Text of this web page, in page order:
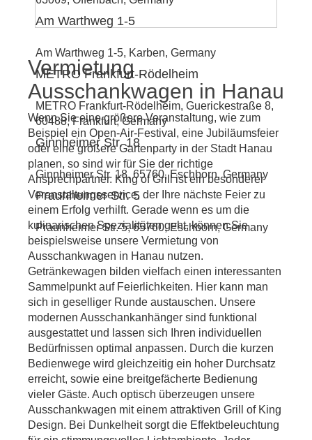
Am Warthweg 1-5
Am Warthweg 1-5, Karben, Germany
METRO Frankfurt-Rödelheim
METRO Frankfurt-Rödelheim, Guerickestraße 8,
60488, Frankfurt, Germany
Ginnheimer Str. 18
Ginnheimer Str. 18, 65760, Eschborn, Germany
Praunheimer Str. 5
Praunheimer Str. 5, 65760, Eschborn, Germany
Vermietung
Ausschankwagen in Hanau
Wenn Sie eine größere Veranstaltung, wie zum
Beispiel ein Open-Air-Festival, eine Jubiläumsfeier
oder eine größere Gartenparty in der Stadt Hanau
planen, so sind wir für Sie der richtige
Ansprechpartner. King of Grill ist ein besonderer
Veranstaltungsservice, der Ihre nächste Feier zu
einem Erfolg verhilft. Gerade wenn es um die
kulinarischen Spezialitäten geht, können Sie
beispielsweise unsere Vermietung von
Ausschankwagen in Hanau nutzen.
Getränkewagen bilden vielfach einen interessanten
Sammelpunkt auf Feierlichkeiten. Hier kann man
sich in geselliger Runde austauschen. Unsere
modernen Ausschankanhänger sind funktional
ausgestattet und lassen sich Ihren individuellen
Bedürfnissen optimal anpassen. Durch die kurzen
Bedienwege wird gleichzeitig ein hoher Durchsatz
erreicht, sowie eine breitgefächerte Bedienung
vieler Gäste. Auch optisch überzeugen unsere
Ausschankwagen mit einem attraktiven Grill of King
Design. Bei Dunkelheit sorgt die Effektbeleuchtung